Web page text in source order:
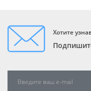
Хотите